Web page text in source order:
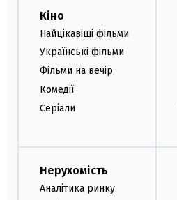
Кіно
Найцікавіші фільми
Українські фільми
Фільми на вечір
Комедії
Серіали
Нерухомість
Аналітика ринку